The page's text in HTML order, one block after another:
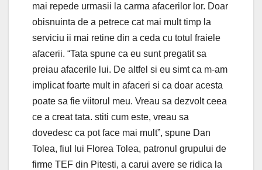
mai repede urmasii la carma afacerilor lor. Doar
obisnuinta de a petrece cat mai mult timp la
serviciu ii mai retine din a ceda cu totul fraiele
afacerii. “Tata spune ca eu sunt pregatit sa
preiau afacerile lui. De altfel si eu simt ca m-am
implicat foarte mult in afaceri si ca doar acesta
poate sa fie viitorul meu. Vreau sa dezvolt ceea
ce a creat tata. stiti cum este, vreau sa
dovedesc ca pot face mai mult”, spune Dan
Tolea, fiul lui Florea Tolea, patronul grupului de
firme TEF din Pitesti, a carui avere se ridica la